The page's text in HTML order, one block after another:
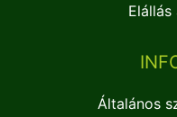
Általános